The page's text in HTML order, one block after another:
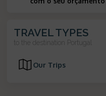
TRAVEL TYPES
to the destination Portugal
Our Trips